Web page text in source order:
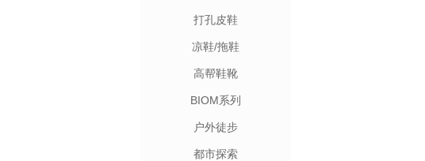
打孔皮鞋
凉鞋/拖鞋
高帮鞋靴
BIOM系列
户外徒步
都市探索